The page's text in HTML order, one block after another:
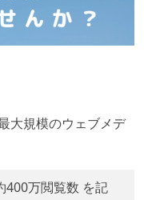
大規模のウェブメデ
400万閲覧数 を記